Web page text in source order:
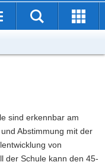
Suche
sind erkennbar am
Abstimmung mit der
von
der Schule kann den 45-